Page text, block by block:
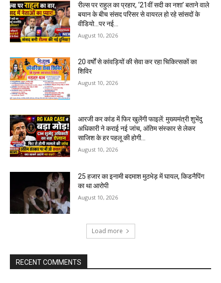
रील्स पर राहुल का प्रहार, ‘21वीं सदी का नशा’ बताने वाले
बयान के बीच संसद परिसर से वायरल हो रहे सांसदों के
वीडियो…पर नई...
August 10, 2026
20 वर्षों से कांवड़ियों की सेवा कर रहा चिकित्सकों का
शिविर
August 10, 2026
आरजी कर कांड में फिर खुलेंगी फाइलें: मुख्यमंत्री शुभेंदु
अधिकारी ने कराई नई जांच, अंतिम संस्कार से लेकर
साजिश के हर पहलू की होगी...
August 10, 2026
25 हजार का इनामी बदमाश मुठभेड़ में घायल, किडनैपिंग
का था आरोपी
August 10, 2026
Load more
RECENT COMMENTS